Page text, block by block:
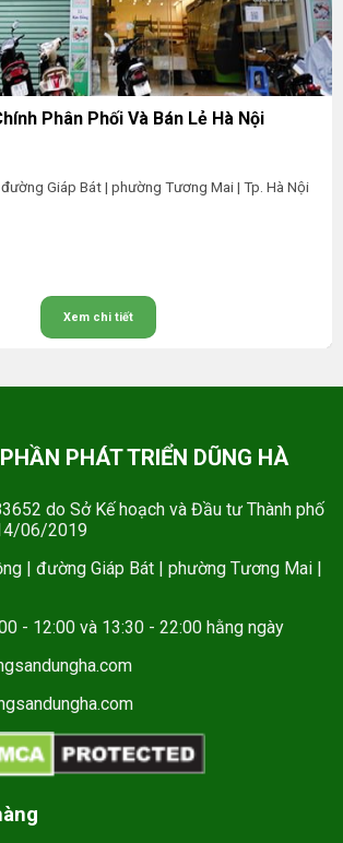
Phân Phối Và Bán Lẻ Hà Nội
Giáp Bát | phường Tương Mai | Tp. Hà Nội
Xem chi tiết
PHÁT TRIỂN DŨNG HÀ
do Sở Kế hoạch và Đầu tư Thành phố
06/2019
| đường Giáp Bát | phường Tương Mai |
- 12:00 và 13:30 - 22:00 hằng ngày